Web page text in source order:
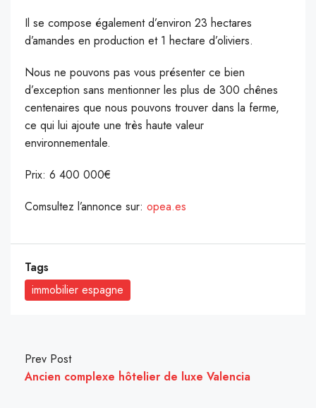
Il se compose également d’environ 23 hectares
d’amandes en production et 1 hectare d’oliviers.
Nous ne pouvons pas vous présenter ce bien
d’exception sans mentionner les plus de 300 chênes
centenaires que nous pouvons trouver dans la ferme,
ce qui lui ajoute une très haute valeur
environnementale.
Prix: 6 400 000€
Comsultez l’annonce sur: opea.es
Tags
immobilier espagne
Prev Post
Ancien complexe hôtelier de luxe Valencia